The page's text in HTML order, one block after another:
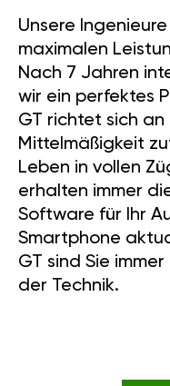
Unsere
maximalen
Nach 7 Jahren
wir ein perfektes
GT richtet sich
Mittelmäßigkeit
Leben in vollen
erhalten immer
Software für Ihr
Smartphone
GT sind Sie
der Technik.